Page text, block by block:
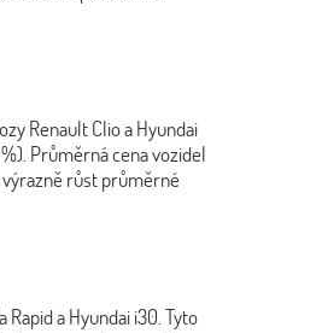
Renault Clio a Hyundai
Průměrná cena vozidel
výrazně růst průměrné
a Hyundai i30. Tyto